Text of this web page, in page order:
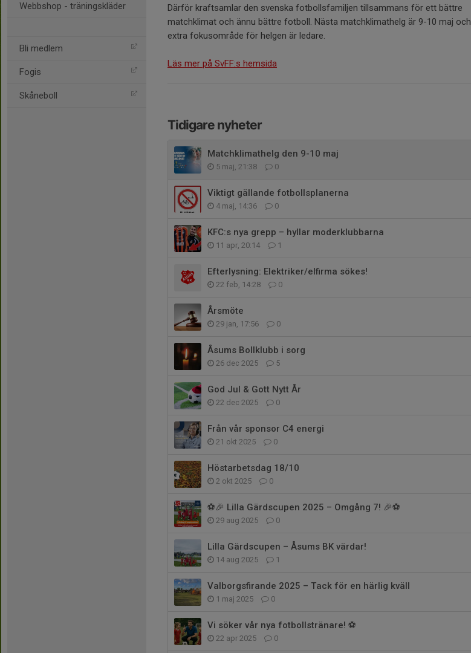
Webbshop - träningskläder
Bli medlem
Fogis
Skåneboll
Därför kraftsamlar den svenska fotbollsfamiljen tillsammans för ett bättre
matchklimat och ännu bättre fotboll. Nästa matchklimathelg är 9-10 maj och
extra fokusområde för helgen är ledare.
Läs mer på SvFF:s hemsida
Tidigare nyheter
Matchklimathelg den 9-10 maj
5 maj, 21:38 0
Viktigt gällande fotbollsplanerna
4 maj, 14:36 0
KFC:s nya grepp – hyllar moderklubbarna
11 apr, 20:14 1
Efterlysning: Elektriker/elfirma sökes!
22 feb, 14:28 0
Årsmöte
29 jan, 17:56 0
Åsums Bollklubb i sorg
26 dec 2025 5
God Jul & Gott Nytt År
22 dec 2025 0
Från vår sponsor C4 energi
21 okt 2025 0
Höstarbetsdag 18/10
2 okt 2025 0
⚽🎉 Lilla Gärdscupen 2025 – Omgång 7! 🎉⚽
29 aug 2025 0
Lilla Gärdscupen – Åsums BK värdar!
14 aug 2025 1
Valborgsfirande 2025 – Tack för en härlig kväll
1 maj 2025 0
Vi söker vår nya fotbollstränare! ⚽️
22 apr 2025 0